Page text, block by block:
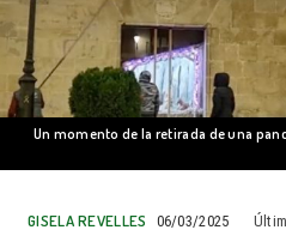
Un momento de la retirada de una
GISELA REVELLES 06/03/2025